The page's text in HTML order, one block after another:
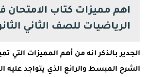
اهم مميزات كتاب الامتحان
الرياضيات للصف الثاني الثانوي
الجدير بالذكر انه من أهم المميزات التي
الشرح المبسط والرائع الذي يتواجد عليه